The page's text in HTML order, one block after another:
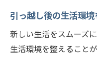
引っ越し後の生活環
新しい生活をスムーズ
生活環境を整えること